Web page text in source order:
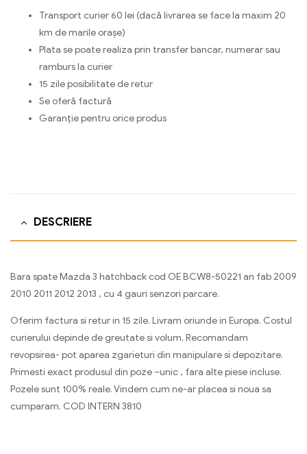
Transport curier 60 lei (dacă livrarea se face la maxim 20
km de marile orașe)
Plata se poate realiza prin transfer bancar, numerar sau
ramburs la curier
15 zile posibilitate de retur
Se oferă factură
Garanție pentru orice produs
DESCRIERE
Bara spate Mazda 3 hatchback cod OE BCW8-50221 an fab 2009
2010 2011 2012 2013 , cu 4 gauri senzori parcare.
Oferim factura si retur in 15 zile. Livram oriunde in Europa. Costul
curierului depinde de greutate si volum. Recomandam
revopsirea- pot aparea zgarieturi din manipulare si depozitare.
Primesti exact produsul din poze –unic , fara alte piese incluse.
Pozele sunt 100% reale. Vindem cum ne-ar placea si noua sa
cumparam. COD INTERN 3810